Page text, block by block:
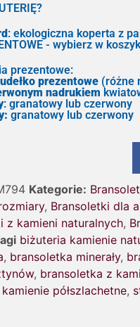
: ekologiczna koperta z
- wybierz w
prezentowe:
prezentowe (różne
nadrukiem
: granatowy lub czerwony
granatowy lub czerwony
Kategorie:
, Bransoletki dla
z kamieni naturalnych,
biżuteria kamienie
, bransoletka minerały,
, bransoletka z
kamienie półszlachetne,